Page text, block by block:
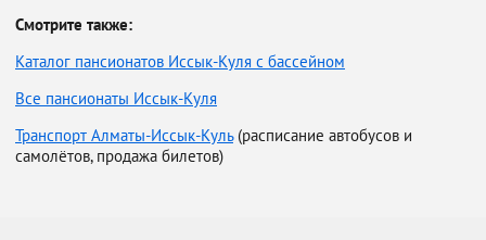
Смотрите также:
Каталог пансионатов Иссык-Куля с бассейном
Все пансионаты Иссык-Куля
Транспорт Алматы-Иссык-Куль(расписание автобусов и
самолётов, продажа билетов)